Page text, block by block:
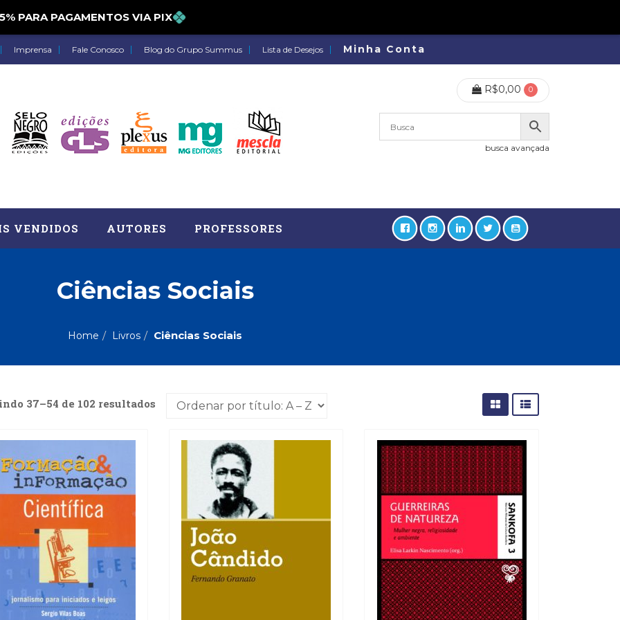
PAGAMENTOS VIA PIX
Imprensa Fale Conosco Blog do Grupo Summus Lista de Desejos Minha Conta
R$0,00 0
busca avançada
Comportamento (418)
Economia, Negócios (31)
Educação (278)
Literatura, Ficção, Ensaios (69)
Obras de referência (48)
Puericultura (23)
Rádio (8)
Religião, Espiritualidade, Filosofia (63)
Televisão (22)
Temas africanos (30)
Treinamento e RH (65)
VENDIDOS AUTORES PROFESSORES
Ciências Sociais
Home Livros Ciências Sociais
37–54 de 102 resultados